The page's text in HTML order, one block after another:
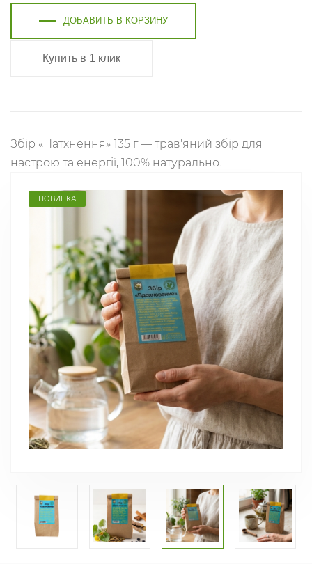
ДОБАВИТЬ В КОРЗИНУ
Купить в 1 клик
Збір «Натхнення» 135 г — трав'яний збір для
настрою та енергії, 100% натурально.
НОВИНКА